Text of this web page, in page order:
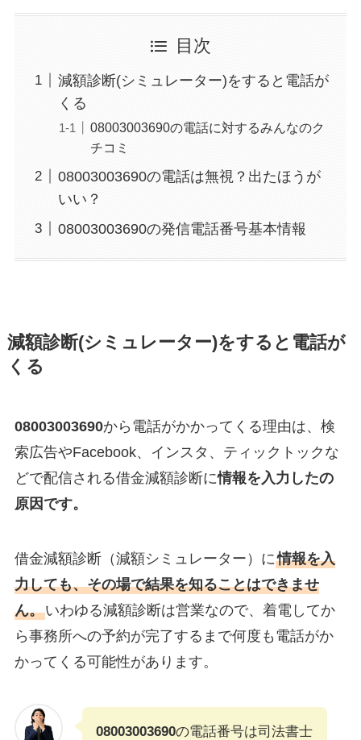
目次
減額診断(シミュレーター)をすると電話が
くる
08003003690の電話に対するみんなのク
チコミ
08003003690の電話は無視？出たほうが
いい？
08003003690の発信電話番号基本情報
減額診断(シミュレーター)をすると電話が
くる
08003003690から電話がかかってくる理由は、検
索広告やFacebook、インスタ、ティックトックな
どで配信される借金減額診断に情報を入力したの
原因です。
借金減額診断（減額シミュレーター）に情報を入
力しても、その場で結果を知ることはできませ
ん。いわゆる減額診断は営業なので、着電してか
ら事務所への予約が完了するまで何度も電話がか
かってくる可能性があります。
08003003690の電話番号は司法書士